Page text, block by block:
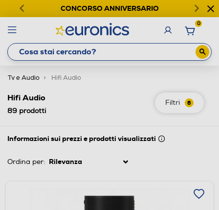
CONCORSO ANNIVERSARIO
0
Tv e Audio Hifi Audio
Filtri 6
Hifi Audio
89 prodotti
Informazioni sui prezzi e prodotti visualizzati
Ordina per: